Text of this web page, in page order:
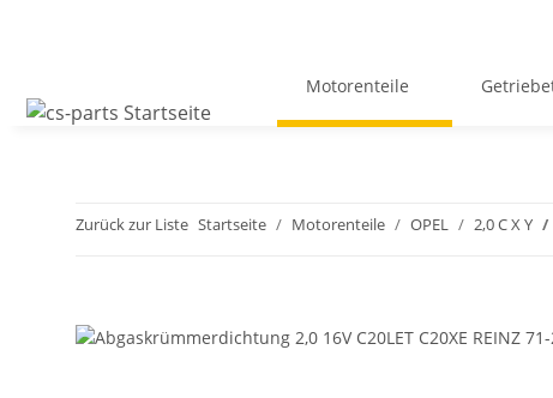
Motorenteile
Zurück zur Liste Startseite Motorenteile OPEL 2,0 C X Y